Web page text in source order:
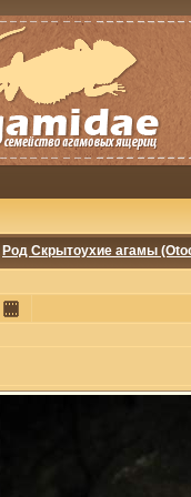
Род Скрытоухие агамы